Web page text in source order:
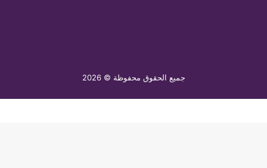
جميع الحقوق محفوظة © 2026